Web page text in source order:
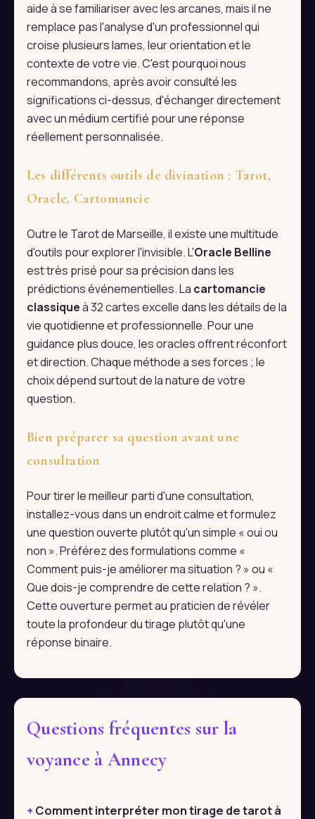
aide à se familiariser avec les arcanes, mais il ne
remplace pas l'analyse d'un professionnel qui
croise plusieurs lames, leur orientation et le
contexte de votre vie. C'est pourquoi nous
recommandons, après avoir consulté les
significations ci-dessus, d'échanger directement
avec un médium certifié pour une réponse
réellement personnalisée.
Les différents outils de divination : Tarot,
Oracle, Cartomancie
Outre le Tarot de Marseille, il existe une multitude
d'outils pour explorer l'invisible. L'Oracle Belline
est très prisé pour sa précision dans les
prédictions événementielles. La cartomancie
classiqueà 32 cartes excelle dans les détails de la
vie quotidienne et professionnelle. Pour une
guidance plus douce, les oracles offrent réconfort
et direction. Chaque méthode a ses forces ; le
choix dépend surtout de la nature de votre
question.
Bien préparer sa question avant une
consultation
Pour tirer le meilleur parti d'une consultation,
installez-vous dans un endroit calme et formulez
une question ouverte plutôt qu'un simple « oui ou
non ». Préférez des formulations comme «
Comment puis-je améliorer ma situation ? » ou «
Que dois-je comprendre de cette relation ? ».
Cette ouverture permet au praticien de révéler
toute la profondeur du tirage plutôt qu'une
réponse binaire.
Questions fréquentes sur la
voyance à Annecy
Comment interpréter mon tirage de tarot à